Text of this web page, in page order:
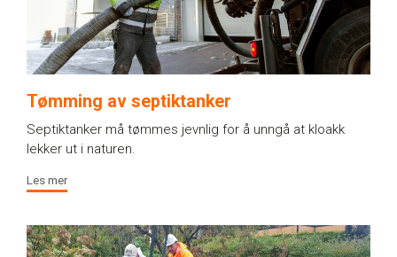
Tømming av septiktanker
Septiktanker må tømmes jevnlig for å unngå at kloakk
lekker ut i naturen.
Les mer